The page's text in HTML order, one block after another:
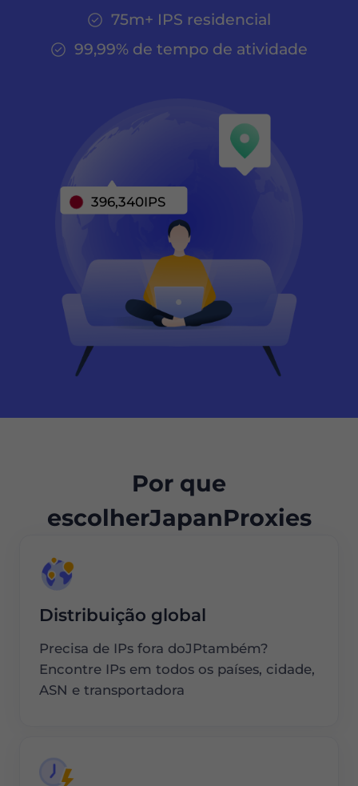
75m+ IPS residencial
99,99% de tempo de atividade
396,340IPS
Por que
escolherJapanProxies
Distribuição global
Precisa de IPs fora doJPtambém?
Encontre IPs em todos os países, cidade,
ASN e transportadora